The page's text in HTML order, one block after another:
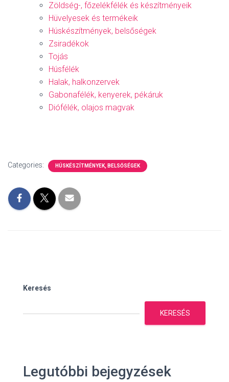
Zöldség-, főzelékfélék és készítményeik
Hüvelyesek és termékeik
Húskészítmények, belsőségek
Zsiradékok
Tojás
Húsfélék
Halak, halkonzervek
Gabonafélék, kenyerek, pékáruk
Diófélék, olajos magvak
Categories: HÚSKÉSZÍTMÉNYEK, BELSŐSÉGEK
Keresés
KERESÉS
Legutóbbi bejegyzések